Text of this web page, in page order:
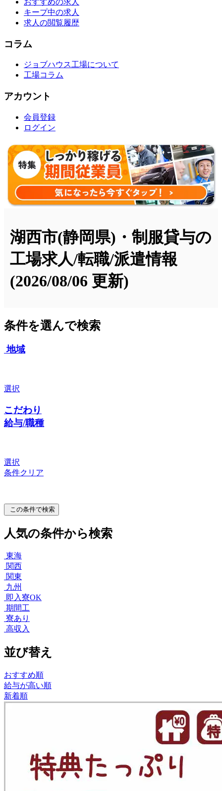
キープ中の求人
求人の閲覧履歴
コラム
ジョブハウス工場について
工場コラム
アカウント
会員登録
ログイン
湖西市(静岡県)・制服貸与の
工場求人/転職/派遣情報
(2026/08/06 更新)
条件を選んで検索
地域
選択
こだわり
給与/職種
選択
条件クリア
この条件で検索
人気の条件から検索
東海
関西
関東
九州
即入寮OK
期間工
寮あり
高収入
並び替え
おすすめ順
給与が高い順
新着順